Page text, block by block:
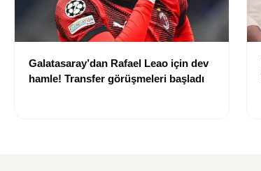
Galatasaray’dan Rafael Leao için dev
hamle! Transfer görüşmeleri başladı